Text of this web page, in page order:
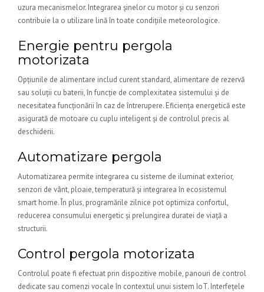
uzura mecanismelor. Integrarea șinelor cu motor și cu senzori
contribuie la o utilizare lină în toate condițiile meteorologice.
Energie pentru pergola
motorizata
Opțiunile de alimentare includ curent standard, alimentare de rezervă
sau soluții cu baterii, în funcție de complexitatea sistemului și de
necesitatea funcționării în caz de întrerupere. Eficiența energetică este
asigurată de motoare cu cuplu inteligent și de controlul precis al
deschiderii.
Automatizare pergola
Automatizarea permite integrarea cu sisteme de iluminat exterior,
senzori de vânt, ploaie, temperatură și integrarea în ecosistemul
smart home. În plus, programările zilnice pot optimiza confortul,
reducerea consumului energetic și prelungirea duratei de viață a
structurii.
Control pergola motorizata
Controlul poate fi efectuat prin dispozitive mobile, panouri de control
dedicate sau comenzi vocale în contextul unui sistem IoT. Interfețele